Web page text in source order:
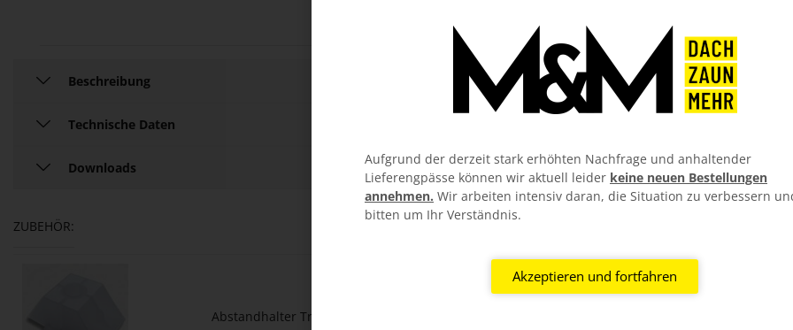
Beschreibung
Technische Daten
Downloads
ZUBEHÖR:
Abstandhalter Trapez Spundwand 76/18 u. 70/18 100 Stück
Aufgrund der derzeit stark erhöhten Nachfrage und anhaltender
Lieferengpässe können wir aktuell leider keine neuen Bestellungen
annehmen. Wir arbeiten intensiv daran, die Situation zu verbessern
bitten um Ihr Verständnis.
Akzeptieren und fortfahren